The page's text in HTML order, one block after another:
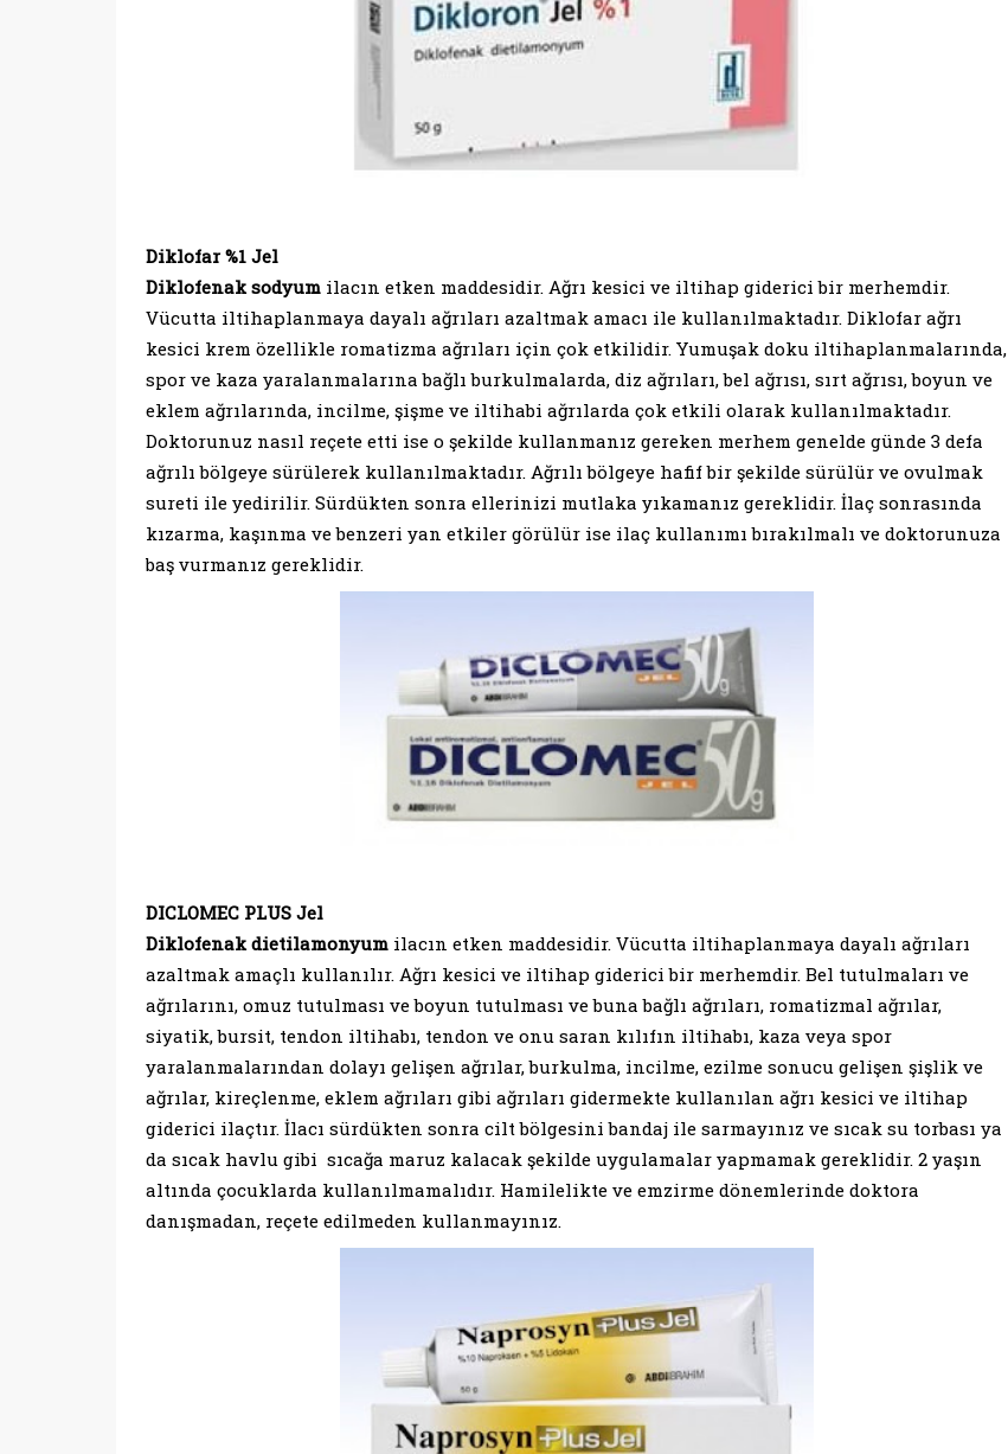
Diklofar %1 Jel
Diklofenak sodyumilacın etken maddesidir. Ağrı kesici ve iltihap giderici bir merhemdir.
Vücutta iltihaplanmaya dayalı ağrıları azaltmak amacı ile kullanılmaktadır. Diklofar ağrı
kesici krem özellikle romatizma ağrıları için çok etkilidir. Yumuşak doku iltihaplanmalarında,
spor ve kaza yaralanmalarına bağlı burkulmalarda, diz ağrıları, bel ağrısı, sırt ağrısı, boyun ve
eklem ağrılarında, incilme, şişme ve iltihabi ağrılarda çok etkili olarak kullanılmaktadır.
Doktorunuz nasıl reçete etti ise o şekilde kullanmanız gereken merhem genelde günde 3 defa
ağrılı bölgeye sürülerek kullanılmaktadır. Ağrılı bölgeye hafif bir şekilde sürülür ve ovulmak
sureti ile yedirilir. Sürdükten sonra ellerinizi mutlaka yıkamanız gereklidir. İlaç sonrasında
kızarma, kaşınma ve benzeri yan etkiler görülür ise ilaç kullanımı bırakılmalı ve doktorunuza
baş vurmanız gereklidir.
DICLOMEC PLUS Jel
Diklofenak dietilamonyumilacın etken maddesidir. Vücutta iltihaplanmaya dayalı ağrıları
azaltmak amaçlı kullanılır. Ağrı kesici ve iltihap giderici bir merhemdir. Bel tutulmaları ve
ağrılarını, omuz tutulması ve boyun tutulması ve buna bağlı ağrıları, romatizmal ağrılar,
siyatik, bursit, tendon iltihabı, tendon ve onu saran kılıfın iltihabı, kaza veya spor
yaralanmalarından dolayı gelişen ağrılar, burkulma, incilme, ezilme sonucu gelişen şişlik ve
ağrılar, kireçlenme, eklem ağrıları gibi ağrıları gidermekte kullanılan ağrı kesici ve iltihap
giderici ilaçtır. İlacı sürdükten sonra cilt bölgesini bandaj ile sarmayınız ve sıcak su torbası ya
da sıcak havlu gibi sıcağa maruz kalacak şekilde uygulamalar yapmamak gereklidir. 2 yaşın
altında çocuklarda kullanılmamalıdır. Hamilelikte ve emzirme dönemlerinde doktora
danışmadan, reçete edilmeden kullanmayınız.